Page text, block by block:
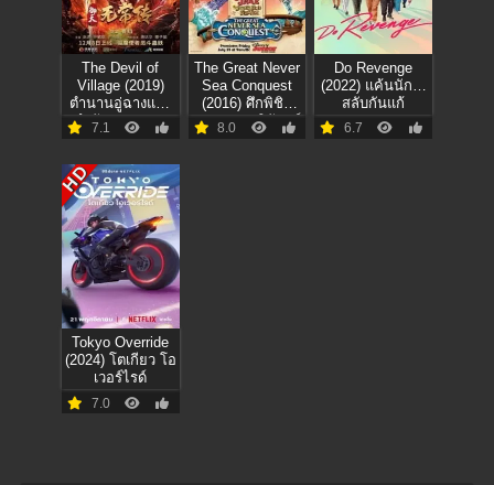
The Devil of
Village (2019)
ตำนานอู่ฉางแห่ง
สำนักตรวจการ
หลวง
7.1
The Great Never
Sea Conquest
(2016) ศึกพิชิต
มหาสมุทรนิรันดร์
8.0
Do Revenge
(2022) แค้นนัก…
สลับกันแก้
6.7
HD
Tokyo Override
(2024) โตเกียว โอ
เวอร์ไรด์
7.0